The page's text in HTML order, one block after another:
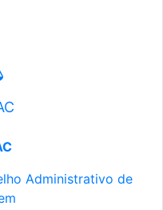
Administrativo de